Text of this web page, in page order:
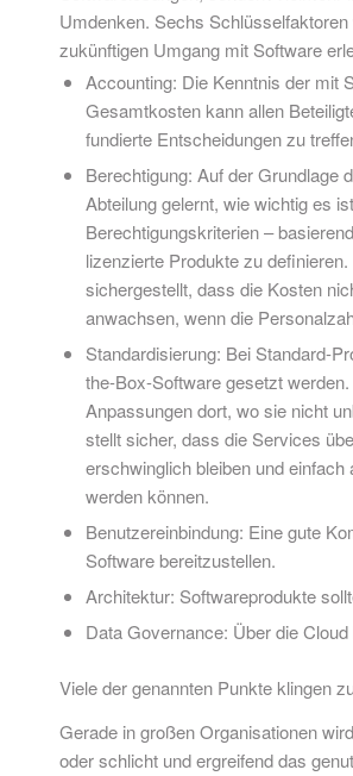
Umdenken. Sechs
zukünftigen Umgang mit Software
Accounting: Die Kenntnis der mit
Gesamtkosten kann allen
fundierte Entscheidungen zu
Berechtigung: Auf der Grundlage
Abteilung gelernt, wie wichtig es
Berechtigungskriterien –
lizenzierte Produkte zu
sichergestellt, dass die Kosten
anwachsen, wenn die
Standardisierung: Bei Standard-
the-Box-Software gesetzt
Anpassungen dort, wo sie nicht
stellt sicher, dass die Services
erschwinglich bleiben und
werden können.
Benutzereinbindung: Eine gute
Software bereitzustellen.
Architektur: Softwareprodukte
Data Governance: Über die
Viele der genannten Punkte klingen
Gerade in großen Organisationen
oder schlicht und ergreifend das